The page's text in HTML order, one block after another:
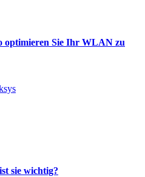
optimieren Sie Ihr WLAN zu
sie wichtig?